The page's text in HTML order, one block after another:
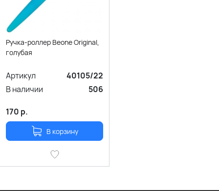
Ручка-роллер Beone Original,
голубая
Артикул
40105/22
В наличии
506
170 р.
В корзину